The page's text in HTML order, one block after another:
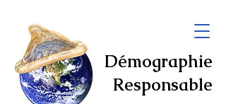
Démographie
Responsable